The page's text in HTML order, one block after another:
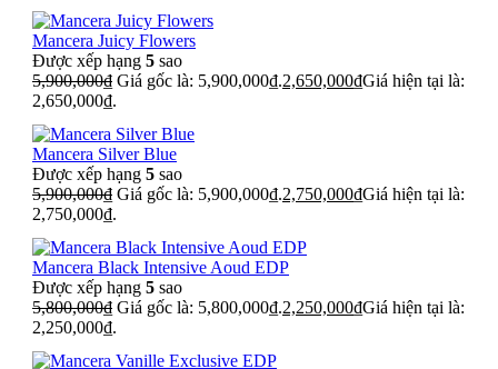
Mancera Juicy Flowers
Được xếp hạng 5 sao
5,900,000₫ Giá gốc là: 5,900,000₫.2,650,000₫Giá hiện tại là:
2,650,000₫.
Mancera Silver Blue
Được xếp hạng 5 sao
5,900,000₫ Giá gốc là: 5,900,000₫.2,750,000₫Giá hiện tại là:
2,750,000₫.
Mancera Black Intensive Aoud EDP
Được xếp hạng 5 sao
5,800,000₫ Giá gốc là: 5,800,000₫.2,250,000₫Giá hiện tại là:
2,250,000₫.